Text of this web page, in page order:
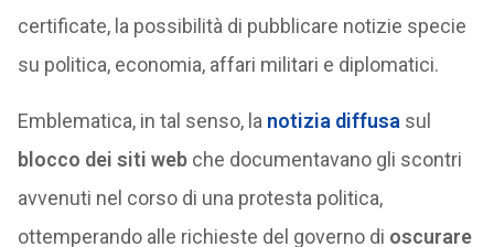
certificate, la possibilità di pubblicare notizie specie
su politica, economia, affari militari e diplomatici.
Emblematica, in tal senso, la notizia diffusa sul
blocco dei siti webche documentavano gli scontri
avvenuti nel corso di una protesta politica,
ottemperando alle richieste del governo di oscurare